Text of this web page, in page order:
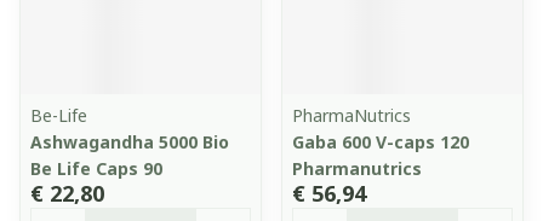
Be-Life
Ashwagandha 5000 Bio
Be Life Caps 90
€ 22,80
PharmaNutrics
Gaba 600 V-caps 120
Pharmanutrics
€ 56,94